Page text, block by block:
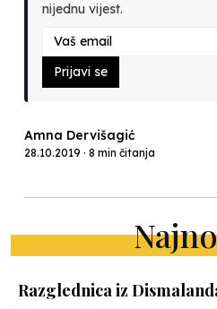
nijednu vijest.
Prijavi se
Amna Dervišagić
28.10.2019 · 8 min čitanja
Razglednica iz